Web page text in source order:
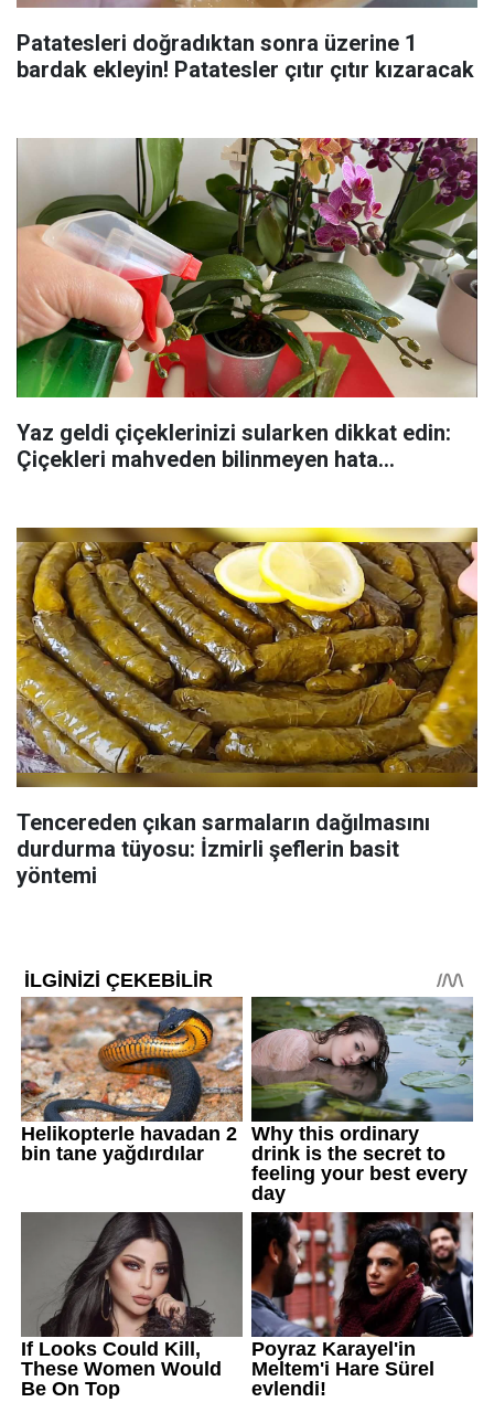
Patatesleri doğradıktan sonra üzerine 1
bardak ekleyin! Patatesler çıtır çıtır kızaracak
Yaz geldi çiçeklerinizi sularken dikkat edin:
Çiçekleri mahveden bilinmeyen hata...
Tencereden çıkan sarmaların dağılmasını
durdurma tüyosu: İzmirli şeflerin basit
yöntemi